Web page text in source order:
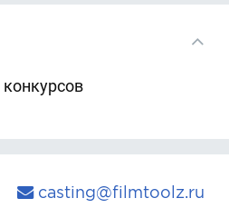
casting@filmtoolz.ru